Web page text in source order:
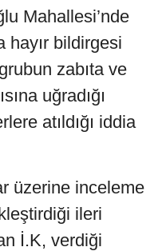
Mahallesi’nde
hayır bildirgesi
zabıta ve
uğradığı
atıldığı iddia
üzerine inceleme
ileri
İ.K, verdiği